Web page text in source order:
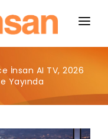
İnsan AI TV, 2026
Yayında